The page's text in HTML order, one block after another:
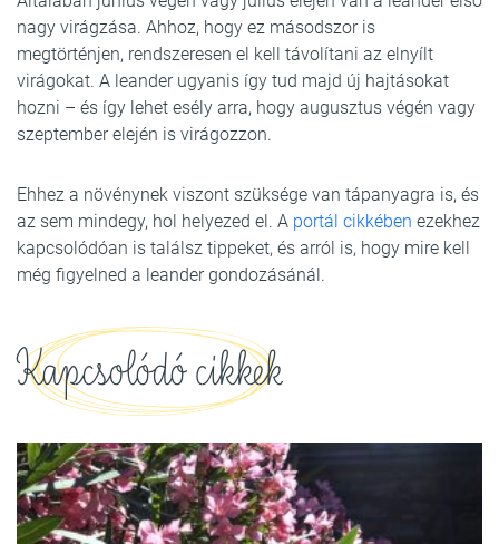
nagy virágzása. Ahhoz, hogy ez másodszor is
megtörténjen, rendszeresen el kell távolítani az elnyílt
virágokat. A leander ugyanis így tud majd új hajtásokat
hozni – és így lehet esély arra, hogy augusztus végén vagy
szeptember elején is virágozzon.
Ehhez a növénynek viszont szüksége van tápanyagra is, és
az sem mindegy, hol helyezed el. A portál cikkében ezekhez
kapcsolódóan is találsz tippeket, és arról is, hogy mire kell
még figyelned a leander gondozásánál.
Kapcsolódó cikkek